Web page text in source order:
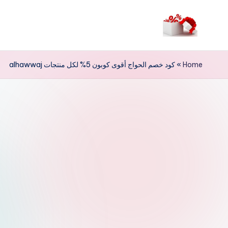
م
ر
Home
»كود خصم الحواج أقوى كوبون 5% لكل منتجات alhawwaj